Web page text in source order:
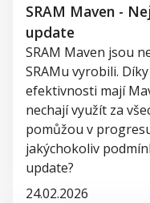
SRAM Maven -
update
SRAM Maven jsou
SRAMu vyrobili.
efektivnosti mají
nechají využít za
pomůžou v
jakýchokoliv
update?
24.02.2026